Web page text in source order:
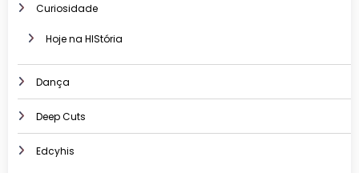
Curiosidade
Hoje na HIStória
Dança
Deep Cuts
Edcyhis